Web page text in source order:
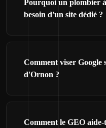
Pourquoi un plombier
besoin d'un site dédié ?
Comment viser
d'Ornon ?
Comment le GEO aide-